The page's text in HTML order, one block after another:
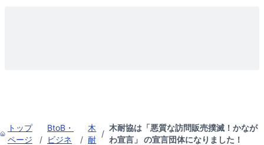
トップ
ページ
/
BtoB・
ビジネ
/
木
耐
/
木耐協は「悪質な訪問販売撲滅！かなが
わ宣言」 の宣言団体になりました！